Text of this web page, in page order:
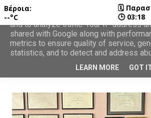
Βέροια:
--°C
🗓
🕒 03:18
This site uses cookies from Google to
and to analyze traffic. Your IP address
shared with Google along with
metrics to ensure quality of service,
statistics, and to detect and address
LEARN MORE GOT